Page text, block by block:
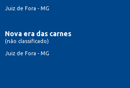
Juiz de Fora - MG
Nova era das carnes
(não classificado)
Juiz de Fora - MG